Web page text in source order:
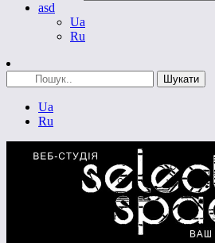
asd
Ua
Ru
Ua
Ru